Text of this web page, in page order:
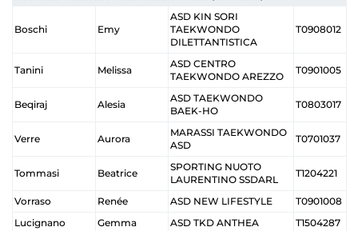
Boschi Emy
ASD KIN SORI
TAEKWONDO
DILETTANTISTICA
T0908012
Tanini Melissa
ASD CENTRO
TAEKWONDO AREZZO
T0901005
Beqiraj Alesia
ASD TAEKWONDO
BAEK-HO
T0803017
Verre Aurora
MARASSI TAEKWONDO
ASD
T0701037
Tommasi Beatrice
SPORTING NUOTO
LAURENTINO SSDARL
T1204221
Vorraso Renée ASD NEW LIFESTYLE
T0901008
Lucignano
Gemma ASD TKD ANTHEA
T1504287